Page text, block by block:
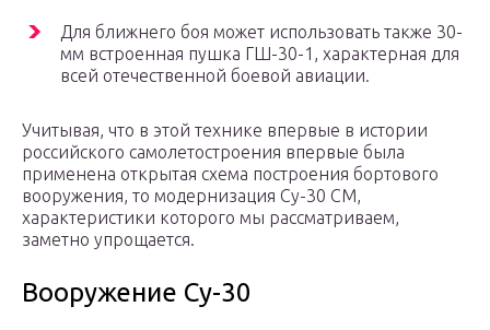
Для ближнего боя может использовать также 30-
мм встроенная пушка ГШ-30-1, характерная для
всей отечественной боевой авиации.
Учитывая, что в этой технике впервые в истории
российского самолетостроения впервые была
применена открытая схема построения бортового
вооружения, то модернизация Су-30 СМ,
характеристики которого мы рассматриваем,
заметно упрощается.
Вооружение Су-30